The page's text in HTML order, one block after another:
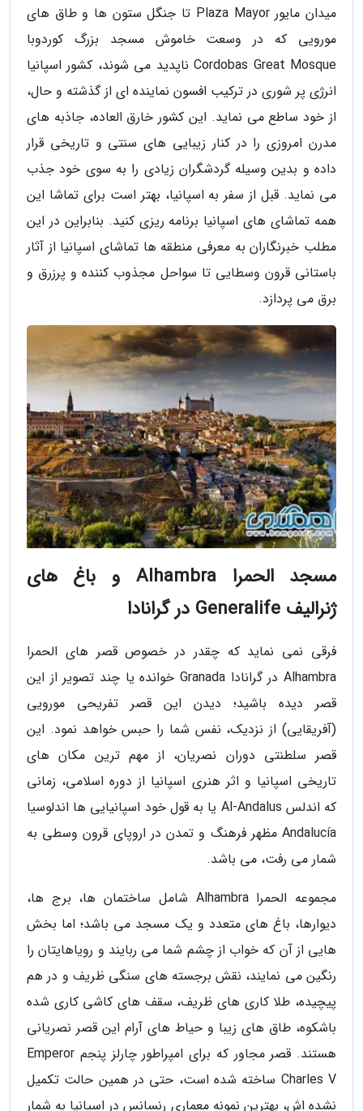
میدان مایور Plaza Mayor تا جنگل ستون ها و طاق های
مورویی که در وسعت خاموش مسجد بزرگ کوردوبا
Cordobas Great Mosque ناپدید می شوند، کشور اسپانیا
انرژی پر شوری در ترکیب افسون نماینده ای از گذشته و حال،
از خود ساطع می نماید. این کشور خارق العاده، جاذبه های
مدرن امروزی را در کنار زیبایی های سنتی و تاریخی قرار
داده و بدین وسیله گردشگران زیادی را به سوی خود جذب
می نماید. قبل از سفر به اسپانیا، بهتر است برای تماشا این
همه تماشای های اسپانیا برنامه ریزی کنید. بنابراین در این
مطلب خبرنگاران به معرفی منطقه ها تماشای اسپانیا از آثار
باستانی قرون وسطایی تا سواحل مجذوب کننده و پرزرق و
برق می پردازد.
مسجد الحمرا Alhambra و باغ های
ژنرالیف Generalife در گرانادا
فرقی نمی نماید که چقدر در خصوص قصر های الحمرا
Alhambra در گرانادا Granada خوانده یا چند تصویر از این
قصر دیده باشید؛ دیدن این قصر تفریحی مورویی
(آفریقایی) از نزدیک، نفس شما را حبس خواهد نمود. این
قصر سلطنتی دوران نصریان، از مهم ترین مکان های
تاریخی اسپانیا و اثر هنری اسپانیا از دوره اسلامی، زمانی
که اندلس Al-Andalus یا به قول خود اسپانیایی ها اندلوسیا
Andalucía مظهر فرهنگ و تمدن در اروپای قرون وسطی به
شمار می رفت، می باشد.
مجموعه الحمرا Alhambra شامل ساختمان ها، برج ها،
دیوارها، باغ های متعدد و یک مسجد می باشد؛ اما بخش
هایی از آن که خواب از چشم شما می ربایند و رویاهایتان را
رنگین می نمایند، نقش برجسته های سنگی ظریف و در هم
پیچیده، طلا کاری های ظریف، سقف های کاشی کاری شده
باشکوه، طاق های زیبا و حیاط های آرام این قصر نصریانی
هستند. قصر مجاور که برای امپراطور چارلز پنجم Emperor
Charles V ساخته شده است، حتی در همین حالت تکمیل
نشده اش، بهترین نمونه معماری رنسانس در اسپانیا به شمار